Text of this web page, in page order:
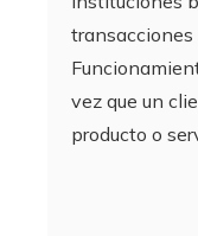
transacciones
vez que un
producto o